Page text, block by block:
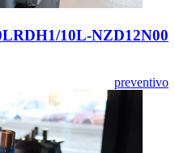
10L-NZD12N00
preventivo